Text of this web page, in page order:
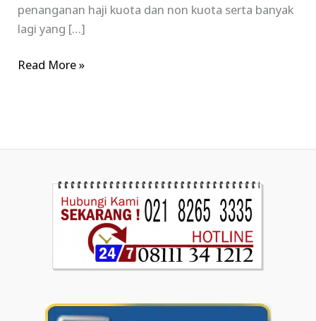
penanganan haji kuota dan non kuota serta banyak
lagi yang […]
Read More »